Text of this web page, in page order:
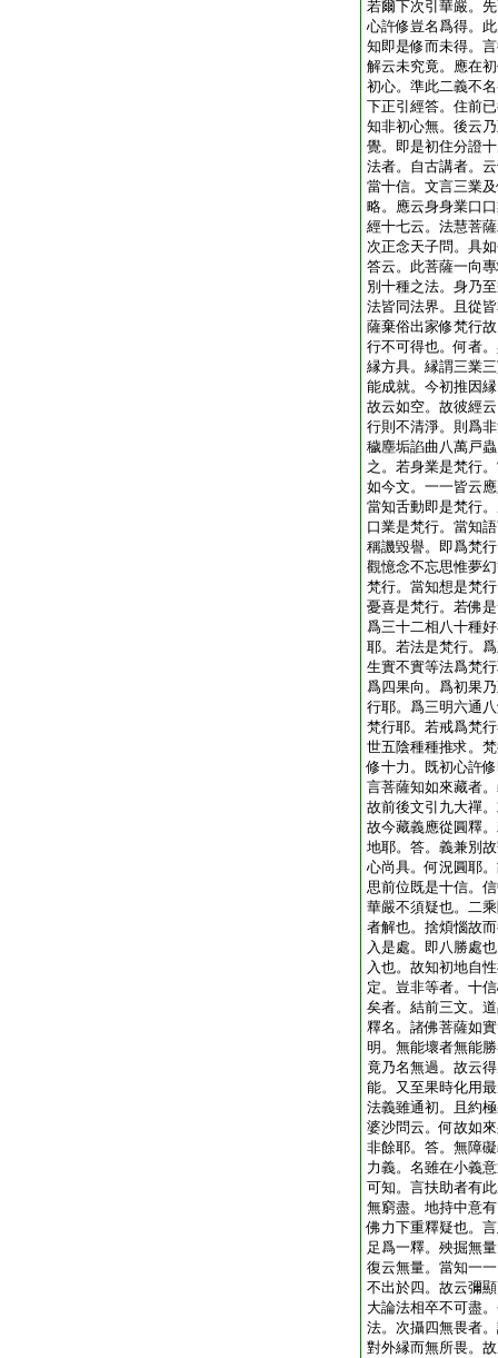
若爾下次引華嚴。
心許修豈名爲得。
知即是修而未得。
解云未究竟。應在
初心。準此二義不
下正引經答。住前
知非初心無。後云
覺。即是初住分證
法者。自古講者。
當十信。文言三業
略。應云身身業口
經十七云。法慧菩
次正念天子問。具
答云。此菩薩一向
別十種之法。身乃
法皆同法界。且從
薩棄俗出家修梵行
行不可得也。何者
縁方具。縁謂三業
能成就。今初推因
故云如空。故彼經
行則不清淨。則爲
穢塵垢諂曲八萬戸
之。若身業是梵行
如今文。一一皆云
當知舌動即是梵行
口業是梵行。當知
稱譏毀譽。即爲梵
觀憶念不忘思惟夢
梵行。當知想是梵
憂喜是梵行。若佛
爲三十二相八十種
耶。若法是梵行。
生實不實等法爲梵
爲四果向。爲初果
行耶。爲三明六通
梵行耶。若戒爲梵
世五陰種種推求。
修十力。既初心許
言菩薩知如來藏者
故前後文引九大禪
故今藏義應從圓釋
地耶。答。義兼別
心尚具。何況圓耶
思前位既是十信。
華嚴不須疑也。二
者解也。捨煩惱故
入是處。即八勝處
入也。故知初地自
定。豈非等者。十
矣者。結前三文。
釋名。諸佛菩薩如
明。無能壞者無能
竟乃名無過。故云
能。又至果時化用
法義雖通初。且約
婆沙問云。何故如
非餘耶。答。無障
力義。名雖在小義
可知。言扶助者有
無窮盡。地持中意
佛力下重釋疑也。
足爲一釋。殃掘無
復云無量。當知一
不出於四。故云彌
大論法相卒不可盡
法。次攝四無畏者
對外縁而無所畏。